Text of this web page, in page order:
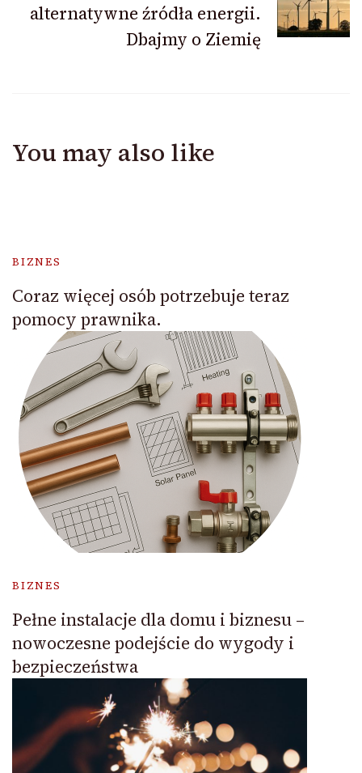
alternatywne źródła energii.
Dbajmy o Ziemię
You may also like
BIZNES
Coraz więcej osób potrzebuje teraz
pomocy prawnika.
BIZNES
Pełne instalacje dla domu i biznesu –
nowoczesne podejście do wygody i
bezpieczeństwa